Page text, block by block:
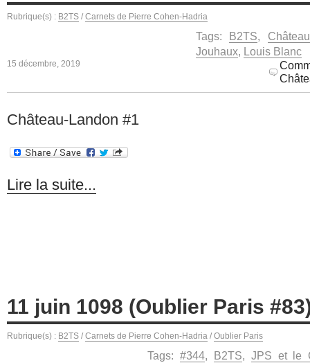
Rubrique(s) : B2TS / Carnets de Pierre Cohen-Hadria
Tags: B2TS
Jouhaux Louis Blanc
15 décembre, 2019
Château-Landon #1
Lire la suite...
11 juin 1098 (Oublier Paris
Rubrique(s) : B2TS / Carnets de Pierre Cohen-Hadria / Oublier Paris
Tags: #344, B2TS, JPS et le